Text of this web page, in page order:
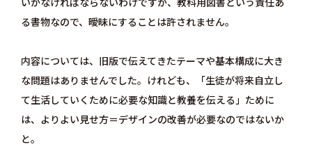
る書物なので、曖昧にすることは許されません。
内容については、旧版で伝えてきたテーマや基本構成に大き
な問題はありませんでした。けれども、「生徒が将来自立し
て生活していくために必要な知識と教養を伝える」ために
は、よりよい見せ方＝デザインの改善が必要なのではないか
と。